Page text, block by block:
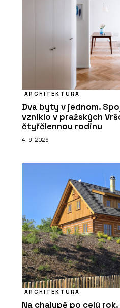
ARCHITEKTURA
Dva byty v jednom.
vzniklo v pražských
čtyřčlennou rodinu
4. 6. 2026
ARCHITEKTURA
Na chalupě po celý